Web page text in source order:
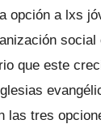
opción a lxs
social
que este
las tres